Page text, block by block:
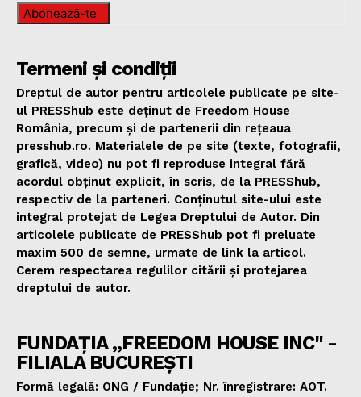
Abonează-te
Termeni și condiții
Dreptul de autor pentru articolele publicate pe site-
ul PRESShub este deținut de Freedom House
România, precum și de partenerii din rețeaua
presshub.ro. Materialele de pe site (texte, fotografii,
grafică, video) nu pot fi reproduse integral fără
acordul obținut explicit, în scris, de la PRESShub,
respectiv de la parteneri. Conținutul site-ului este
integral protejat de Legea Dreptului de Autor. Din
articolele publicate de PRESShub pot fi preluate
maxim 500 de semne, urmate de link la articol.
Cerem respectarea regulilor citării și protejarea
dreptului de autor.
FUNDAȚIA „FREEDOM HOUSE INC" -
FILIALA BUCUREȘTI
Formă legală: ONG / Fundație; Nr. înregistrare: AOT.